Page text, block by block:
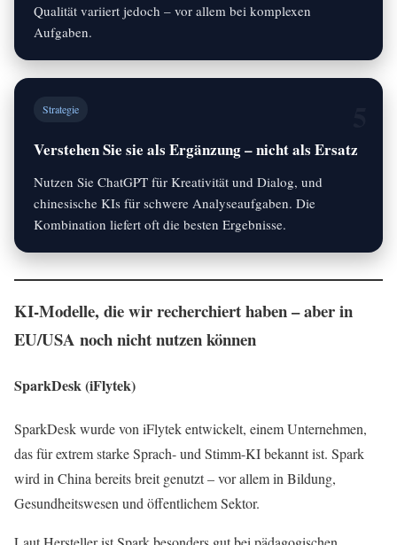
Qualität variiert jedoch – vor allem bei komplexen
Aufgaben.
Strategie
Verstehen Sie sie als Ergänzung – nicht als Ersatz
Nutzen Sie ChatGPT für Kreativität und Dialog, und
chinesische KIs für schwere Analyseaufgaben. Die
Kombination liefert oft die besten Ergebnisse.
KI-Modelle, die wir recherchiert haben – aber in
EU/USA noch nicht nutzen können
SparkDesk (iFlytek)
SparkDesk wurde von iFlytek entwickelt, einem Unternehmen,
das für extrem starke Sprach- und Stimm-KI bekannt ist. Spark
wird in China bereits breit genutzt – vor allem in Bildung,
Gesundheitswesen und öffentlichem Sektor.